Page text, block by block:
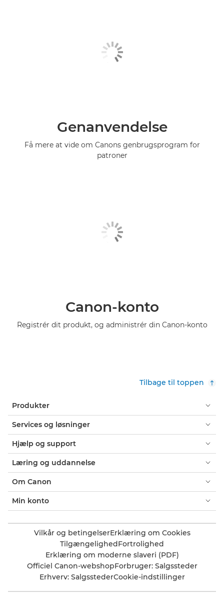
Genanvendelse
Få mere at vide om Canons genbrugsprogram for
patroner
Canon-konto
Registrér dit produkt, og administrér din Canon-konto
Tilbage til toppen
Produkter
Services og løsninger
Hjælp og support
Læring og uddannelse
Om Canon
Min konto
Vilkår og betingelserErklæring om Cookies
TilgængelighedFortrolighed
Erklæring om moderne slaveri (PDF)
Officiel Canon-webshopForbruger: Salgssteder
Erhverv: SalgsstederCookie-indstillinger